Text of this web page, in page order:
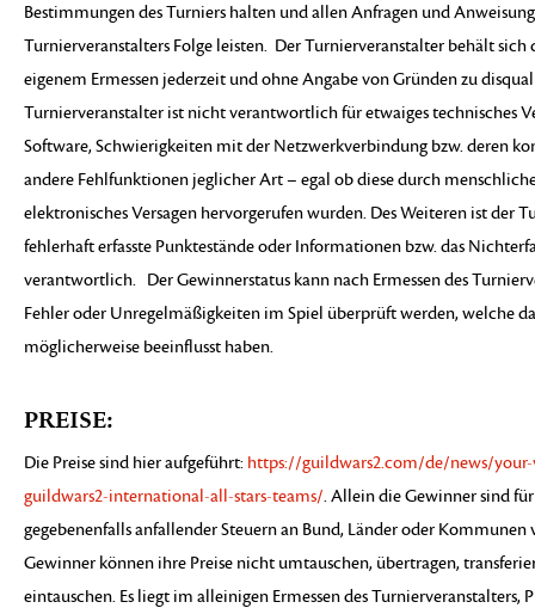
Bestimmungen des Turniers halten und allen Anfragen und
Turnierveranstalters Folge leisten. Der Turnierveranstalter behält sich
eigenem Ermessen jederzeit und ohne Angabe von Gründen zu
Turnierveranstalter ist nicht verantwortlich für etwaiges technisches
Software, Schwierigkeiten mit der Netzwerkverbindung bzw. deren
andere Fehlfunktionen jeglicher Art – egal ob diese durch
elektronisches Versagen hervorgerufen wurden. Des Weiteren ist der
fehlerhaft erfasste Punktestände oder Informationen bzw. das
verantwortlich. Der Gewinnerstatus kann nach Ermessen des
Fehler oder Unregelmäßigkeiten im Spiel überprüft werden, welche
möglicherweise beeinflusst haben.
PREISE:
Die Preise sind hier aufgeführt: https://guildwars2.com/de/news/
guildwars2-international-all-stars-teams/. Allein die Gewinner sind
gegebenenfalls anfallender Steuern an Bund, Länder oder
Gewinner können ihre Preise nicht umtauschen, übertragen,
eintauschen. Es liegt im alleinigen Ermessen des Turnierveranstalters,